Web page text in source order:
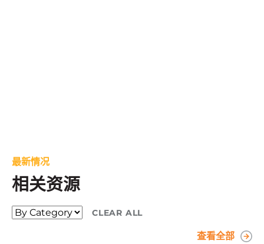
最新情况
相关资源
CLEAR ALL
查看全部